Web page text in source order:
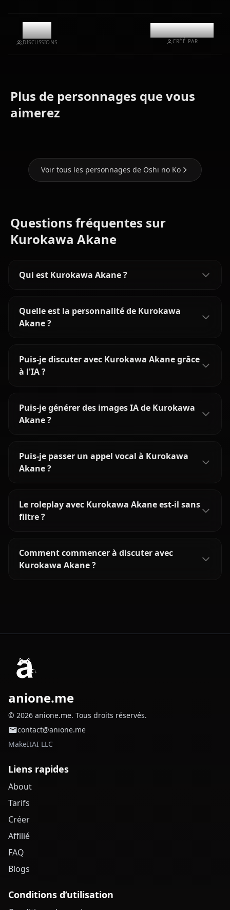
10k
DISCUSSIONS
@kinayymon
CRÉÉ PAR
Plus de personnages que vous
aimerez
Voir tous les personnages de Oshi no Ko
Questions fréquentes sur
Kurokawa Akane
Qui est Kurokawa Akane ?
Quelle est la personnalité de Kurokawa
Akane ?
Puis-je discuter avec Kurokawa Akane grâce
à l'IA ?
Puis-je générer des images IA de Kurokawa
Akane ?
Puis-je passer un appel vocal à Kurokawa
Akane ?
Le roleplay avec Kurokawa Akane est-il sans
filtre ?
Comment commencer à discuter avec
Kurokawa Akane ?
anione.me
© 2026 anione.me. Tous droits réservés.
contact@anione.me
MakeItAI LLC
Liens rapides
About
Tarifs
Créer
Affilié
FAQ
Blogs
Conditions d’utilisation